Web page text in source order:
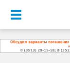
Меню